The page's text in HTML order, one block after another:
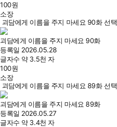
100원
소장
괴담에게 이름을 주지 마세요 90화 선택
괴담에게 이름을 주지 마세요 90화
등록일 2026.05.28
글자수 약 3.5천 자
100원
소장
괴담에게 이름을 주지 마세요 89화 선택
괴담에게 이름을 주지 마세요 89화
등록일 2026.05.27
글자수 약 3.4천 자